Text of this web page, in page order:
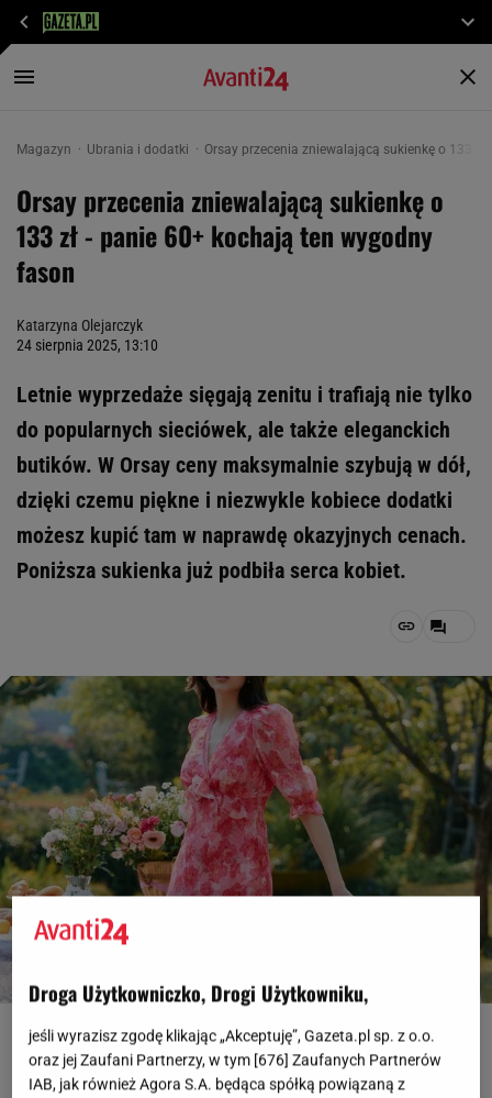
Magazyn Ubrania i dodatki Orsay przecenia zniewalającą sukienkę o 133
Orsay przecenia zniewalającą sukienkę o
133 zł - panie 60+ kochają ten wygodny
fason
Katarzyna Olejarczyk
24 sierpnia 2025, 13:10
Letnie wyprzedaże sięgają zenitu i trafiają nie tylko
do popularnych sieciówek, ale także eleganckich
butików. W Orsay ceny maksymalnie szybują w dół,
dzięki czemu piękne i niezwykle kobiece dodatki
możesz kupić tam w naprawdę okazyjnych cenach.
Poniższa sukienka już podbiła serca kobiet.
OTWÓRZ GALERIĘ(3)
Droga Użytkowniczko, Drogi Użytkowniku,
jeśli wyrazisz zgodę klikając „Akceptuję”, Gazeta.pl sp. z o.o.
oraz jej Zaufani Partnerzy, w tym [676] Zaufanych Partnerów
IAB, jak również Agora S.A. będąca spółką powiązaną z